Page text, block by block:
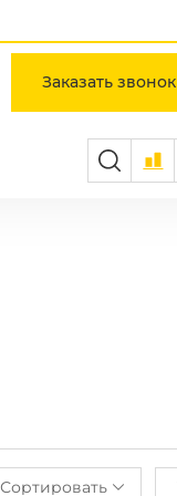
Заказать звонок
Сортировать